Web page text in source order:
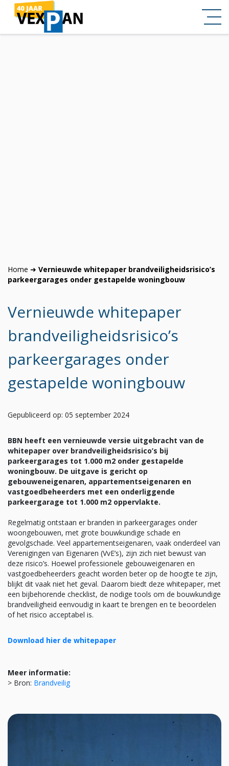
Home ➜ Vernieuwde whitepaper brandveiligheidsrisico’s
parkeergarages onder gestapelde woningbouw
Vernieuwde whitepaper
brandveiligheidsrisico’s
parkeergarages onder
gestapelde woningbouw
Gepubliceerd op: 05 september 2024
BBN heeft een vernieuwde versie uitgebracht van de
whitepaper over brandveiligheidsrisico’s bij
parkeergarages tot 1.000 m2 onder gestapelde
woningbouw. De uitgave is gericht op
gebouweneigenaren, appartementseigenaren en
vastgoedbeheerders met een onderliggende
parkeergarage tot 1.000 m2 oppervlakte.
Regelmatig ontstaan er branden in parkeergarages onder
woongebouwen, met grote bouwkundige schade en
gevolgschade. Veel appartementseigenaren, vaak onderdeel van
Verenigingen van Eigenaren (VvE’s), zijn zich niet bewust van
deze risico’s. Hoewel professionele gebouweigenaren en
vastgoedbeheerders geacht worden beter op de hoogte te zijn,
blijkt dit vaak niet het geval. Daarom biedt deze whitepaper, met
een bijbehorende checklist, de nodige tools om de bouwkundige
brandveiligheid eenvoudig in kaart te brengen en te beoordelen
of het risico acceptabel is.
Download hier de whitepaper
Meer informatie:
> Bron: Brandveilig